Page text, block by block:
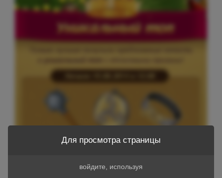
Для просмотра страницы
войдите, используя